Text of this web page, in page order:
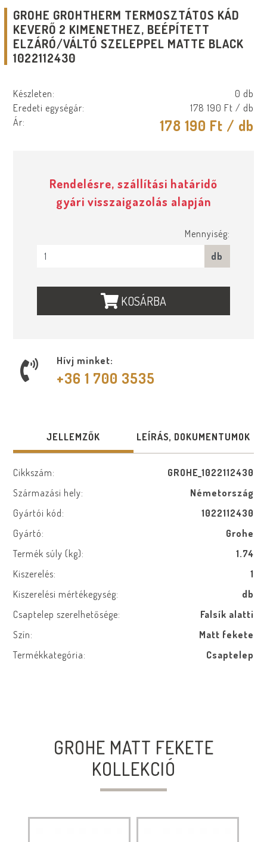
GROHE GROHTHERM TERMOSZTÁTOS KÁD
KEVERŐ 2 KIMENETHEZ, BEÉPÍTETT
ELZÁRÓ/VÁLTÓ SZELEPPEL MATTE BLACK
1022112430
Készleten:
0 db
Eredeti egységár:
178 190 Ft / db
Ár:
178 190 Ft / db
Rendelésre, szállítási határidő
gyári visszaigazolás alapján
Mennyiség:
db
KOSÁRBA
Hívj minket:
+36 1 700 3535
JELLEMZŐK LEÍRÁS, DOKUMENTUMOK
Cikkszám:
GROHE_1022112430
Származási hely:
Németország
Gyártói kód:
1022112430
Gyártó:
Grohe
Termék súly (kg):
1.74
Kiszerelés:
1
Kiszerelési mértékegység:
db
Csaptelep szerelhetősége:
Falsík alatti
Szín:
Matt fekete
Termékkategória:
Csaptelep
GROHE MATT FEKETE
KOLLEKCIÓ